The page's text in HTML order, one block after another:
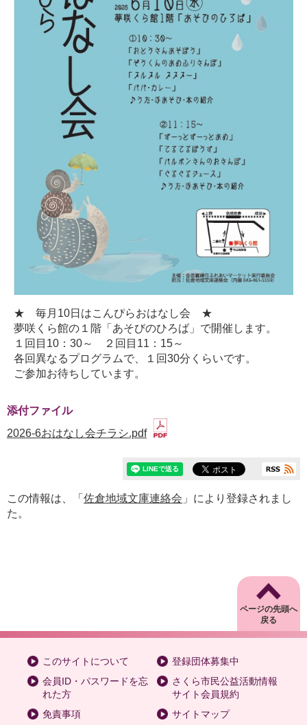
★ 毎月10日はこんぴらおはなし会 ★
夢咲くら館の１階「あそびのひろば」で開催します。
１回目10：30～ ２回目11：15～
各回異なるプログラムで、１回30分くらいです。
ご参加お待ちしています。
添付ファイル
2026-6おはなし会チラシ.pdf
この情報は、「 佐倉地域文庫連絡会 」により登録されまし
た。
ページの先頭へ
戻る
このサイトについて
登録団体募集中
会員ID・パスワードを忘
れた方
さくら市民公益活動情報
サイト会員規約
免責事項
サイトマップ